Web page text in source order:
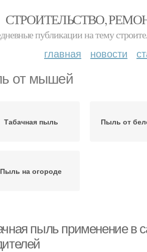
СТРОИТЕЛЬСТВО,
публикации на тему
главная новости
от мышей
Табачная пыль Пыль от
Пыль на огороде
пыль применение в